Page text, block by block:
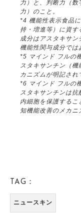
力）と、判断力（
力）のこと。
*4 機能性表示食品
持・増進等）に資
成分はアスタキサ
機能性関与成分では
*5 マインド フルの
スタキサンチン（
カニズムが明記され
*6 マインド フルの
スタキサンチンは
内細胞を保護する
知機能改善のメカニ
TAG：
ニュースキン